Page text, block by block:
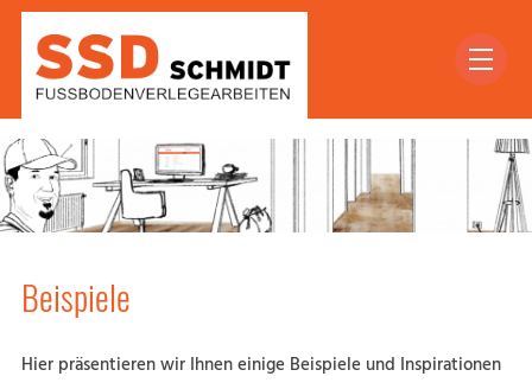
Beispiele
Hier präsentieren wir Ihnen einige Beispiele und Inspirationen